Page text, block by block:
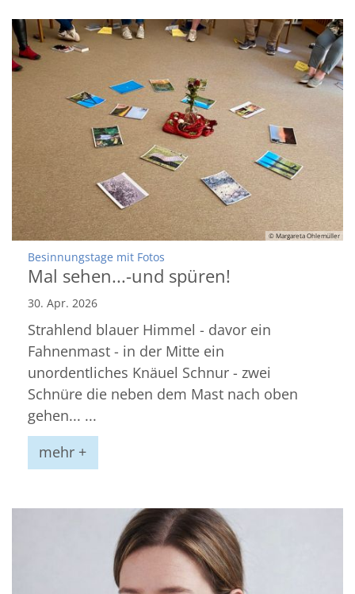
© Margareta Ohlemüller
Besinnungstage mit Fotos
Mal sehen...-und spüren!
30. Apr. 2026
Strahlend blauer Himmel - davor ein
Fahnenmast - in der Mitte ein
unordentliches Knäuel Schnur - zwei
Schnüre die neben dem Mast nach oben
gehen... ...
mehr +